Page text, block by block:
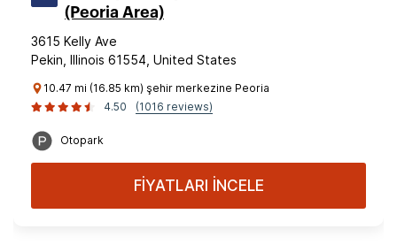
(Peoria Area)
3615 Kelly Ave
Pekin, Illinois 61554, United States
10.47 mi (16.85 km) şehir merkezine Peoria
4.50
(1016 reviews)
Otopark
FİYATLARI İNCELE